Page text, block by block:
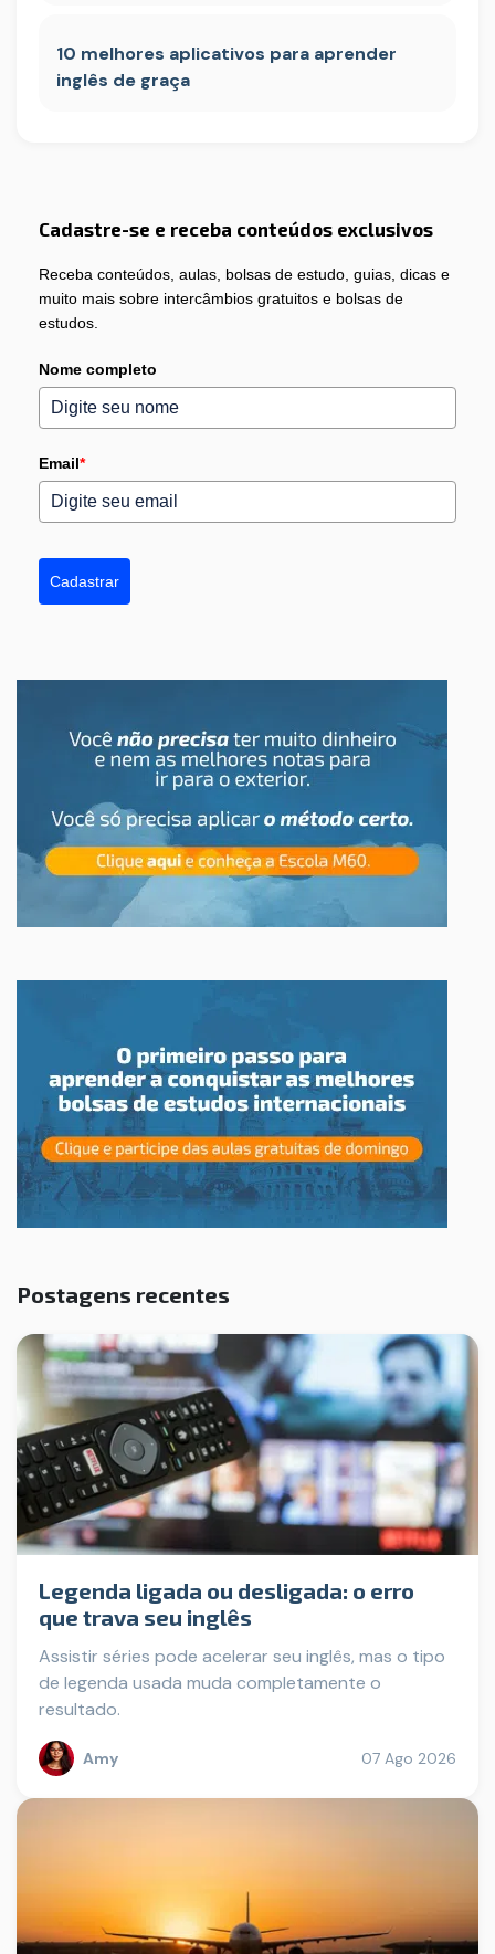
10 melhores aplicativos para aprender
inglês de graça
Cadastre-se e receba conteúdos exclusivos
Receba conteúdos, aulas, bolsas de estudo, guias, dicas e
muito mais sobre intercâmbios gratuitos e bolsas de
estudos.
Nome completo
Email*
Cadastrar
Postagens recentes
Legenda ligada ou desligada: o erro
que trava seu inglês
Assistir séries pode acelerar seu inglês, mas o tipo
de legenda usada muda completamente o
resultado.
Amy 07 Ago 2026